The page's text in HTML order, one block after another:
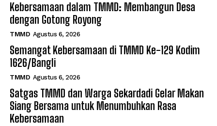
Kebersamaan dalam TMMD: Membangun Desa
dengan Gotong Royong
TMMD Agustus 6, 2026
Semangat Kebersamaan di TMMD Ke-129 Kodim
1626/Bangli
TMMD Agustus 6, 2026
Satgas TMMD dan Warga Sekardadi Gelar Makan
Siang Bersama untuk Menumbuhkan Rasa
Kebersamaan